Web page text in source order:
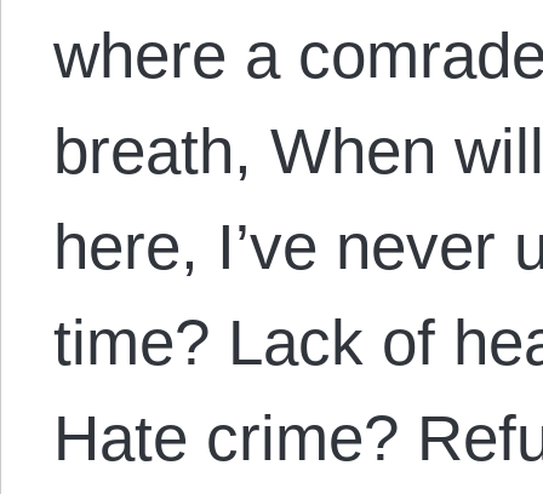
where a
breath, When
here, I’ve never
time? Lack of
Hate crime?